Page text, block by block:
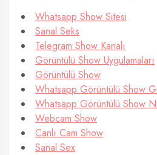
Whatsapp Show Sitesi
Sanal Seks
Telegram Show Kanalı
Görüntülü Show Uygulamaları
Görüntülü Show
Whatsapp Görüntülü Show
Whatsapp Görüntülü Show
Webcam Show
Canlı Cam Show
Sanal Sex